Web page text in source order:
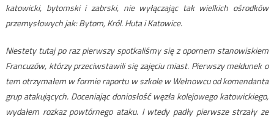
katowicki, bytomski i zabrski, nie wyłączając tak wielkich ośrodków
przemysłowych jak: Bytom, Król. Huta i Katowice.
Niestety tutaj po raz pierwszy spotkaliśmy się z opornem stanowiskiem
Francuzów, którzy przeciwstawili się zajęciu miast. Pierwszy meldunek o
tem otrzymałem w formie raportu w szkole w Wełnowcu od komendanta
grup atakujących. Doceniając doniosłość węzła kolejowego katowickiego,
wydałem rozkaz powtórnego ataku. I wtedy padły pierwsze strzały ze